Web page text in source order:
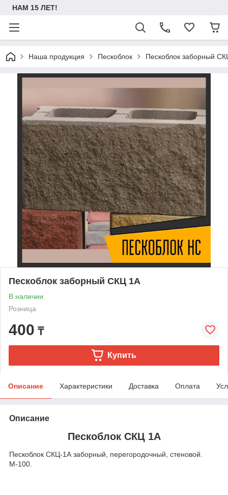
НАМ 15 ЛЕТ!
Наша продукция Пескоблок Пескоблок заборный
Пескоблок заборный СКЦ 1А
В наличии
Розница
400 ₸
Купить
Описание Характеристики Доставка Оплата
Описание
Пескоблок СКЦ 1А
Пескоблок СКЦ-1А заборный, перегородочный, стеновой.
М-100.